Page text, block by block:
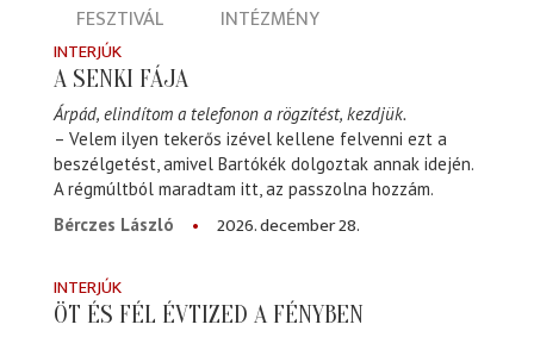
FESZTIVÁL
INTÉZMÉNY
INTERJÚK
A SENKI FÁJA
Árpád, elindítom a telefonon a rögzítést, kezdjük.
– Velem ilyen tekerős izével kellene felvenni ezt a
beszélgetést, amivel Bartókék dolgoztak annak idején.
A régmúltból maradtam itt, az passzolna hozzám.
Bérczes László
2026. december 28.
INTERJÚK
ÖT ÉS FÉL ÉVTIZED A FÉNYBEN